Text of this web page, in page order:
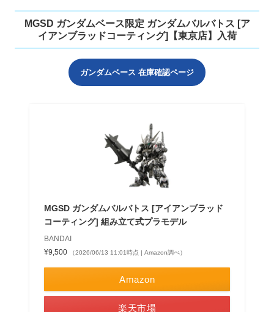
MGSD ガンダムベース限定 ガンダムバルバトス [ア
イアンブラッドコーティング]【東京店】入荷
ガンダムベース 在庫確認ページ
MGSD ガンダムバルバトス [アイアンブラッド
コーティング] 組み立て式プラモデル
BANDAI
¥9,500
（2026/06/13 11:01時点 | Amazon調べ）
Amazon
楽天市場